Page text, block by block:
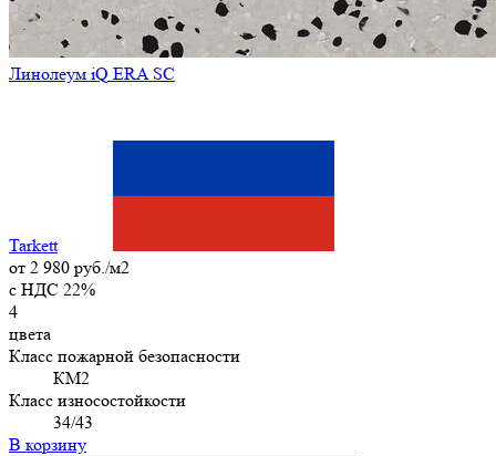
Линолеум iQ ERA SC
Tarkett
от 2 980 руб./м2
c НДС 22%
4
цвета
Класс пожарной безопасности
КМ2
Класс износостойкости
34/43
В корзину